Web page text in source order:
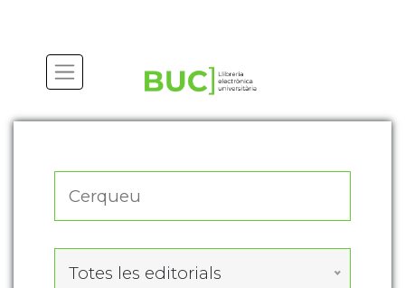
Totes les editorials